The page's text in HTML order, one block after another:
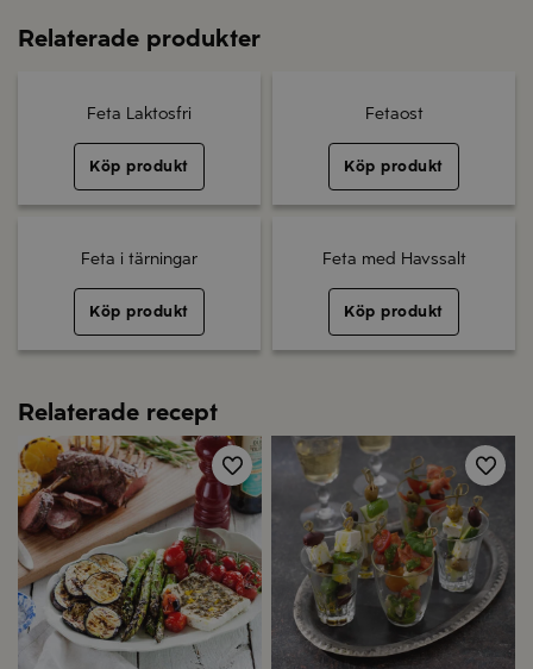
Relaterade produkter
Feta Laktosfri
Köp produkt
Fetaost
Köp produkt
Feta i tärningar
Köp produkt
Feta med Havssalt
Köp produkt
Relaterade recept
Spara